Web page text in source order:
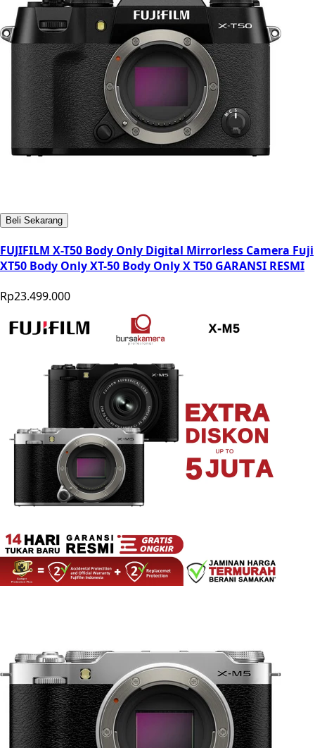
Beli Sekarang
FUJIFILM X-T50 Body Only Digital Mirrorless Camera Fuji
XT50 Body Only XT-50 Body Only X T50 GARANSI RESMI
Rp23.499.000